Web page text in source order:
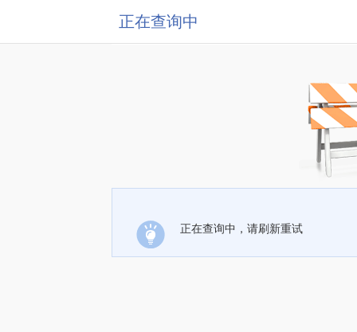
正在查询中
正在查询中，请刷新重试